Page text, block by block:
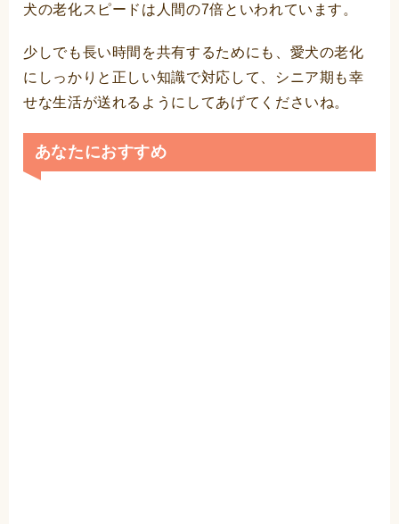
犬の老化スピードは人間の7倍といわれています。
少しでも長い時間を共有するためにも、愛犬の老化
にしっかりと正しい知識で対応して、シニア期も幸
せな生活が送れるようにしてあげてくださいね。
あなたにおすすめ